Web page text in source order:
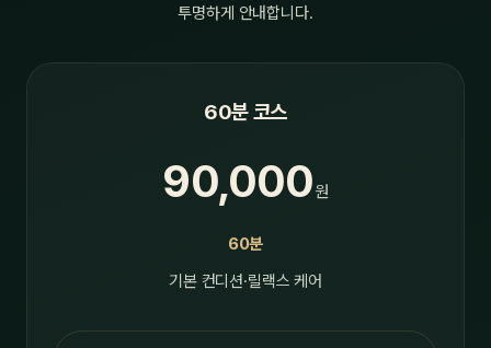
투명하게 안내합니다.
60분 코스
90,000원
60분
기본 컨디션·릴랙스 케어